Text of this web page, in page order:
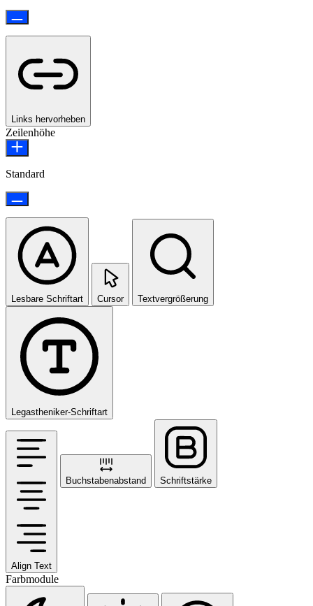
Links hervorheben
Zeilenhöhe
Standard
Lesbare Schriftart Cursor Textvergrößerung
Legastheniker-Schriftart
Align Text
Buchstabenabstand Schriftstärke
Farbmodule